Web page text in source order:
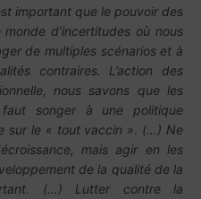
important que le pouvoir des
d’incertitudes où nous
de multiples scénarios et à
contraires. L’action des
nous savons que les
songer à une politique
sur le « tout vaccin ». (…) Ne
mais agir en les
de la qualité de la
(…) Lutter contre la